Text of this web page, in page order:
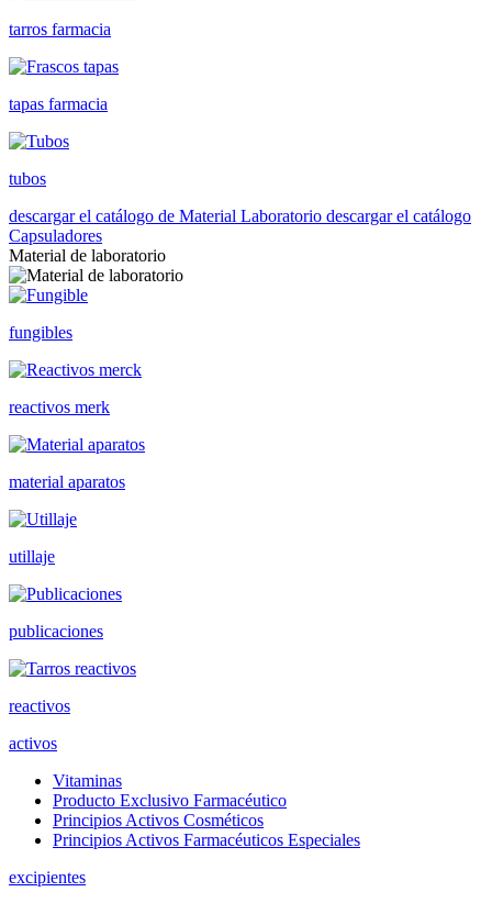
tarros farmacia
tapas farmacia
tubos
descargar el catálogo de Material Laboratorio descargar el catálogo
Capsuladores
Material de laboratorio
fungibles
reactivos merk
material aparatos
utillaje
publicaciones
reactivos
activos
Vitaminas
Producto Exclusivo Farmacéutico
Principios Activos Cosméticos
Principios Activos Farmacéuticos Especiales
excipientes